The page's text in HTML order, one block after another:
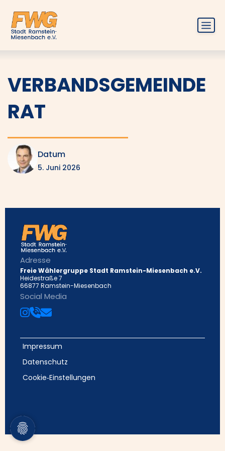
Inhalt
springen
VERBANDSGEMEINDE
RAT
Datum
5. Juni 2026
Adresse
Freie Wählergruppe Stadt Ramstein-Miesenbach e.V.
Heidestraße 7
66877 Ramstein-Miesenbach
Social Media
Impressum
Datenschutz
Cookie‑Einstellungen